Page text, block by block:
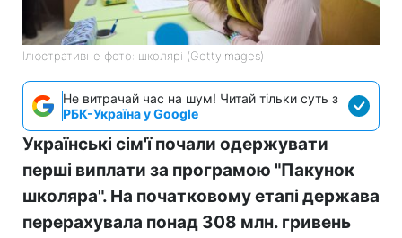
Ілюстративне фото: школярі (GettyImages)
Не витрачай час на шум! Читай тільки суть з
РБК-Україна у Google
Українські сім'ї почали одержувати
перші виплати за програмою "Пакунок
школяра". На початковому етапі держава
перерахувала понад 308 млн. гривень